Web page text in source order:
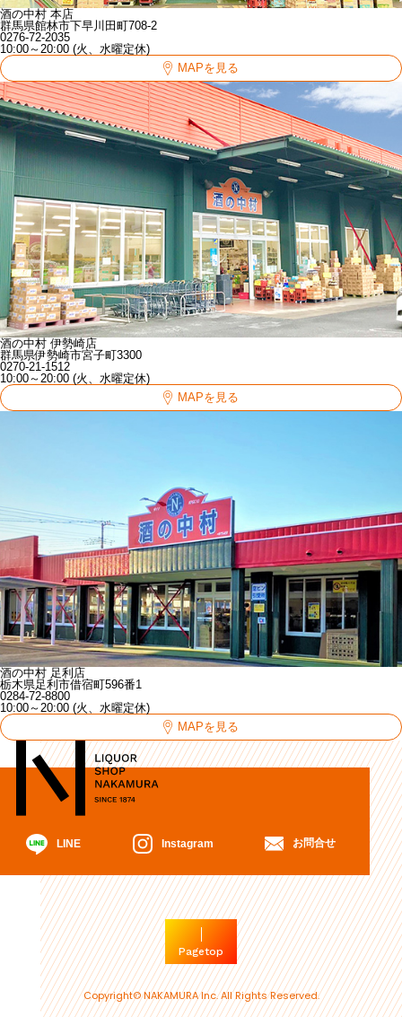
酒の中村 本店
群馬県館林市下早川田町708-2
0276-72-2035
10:00～20:00 (火、水曜定休)
MAPを見る
酒の中村 伊勢崎店
群馬県伊勢崎市宮子町3300
0270-21-1512
10:00～20:00 (火、水曜定休)
MAPを見る
酒の中村 足利店
栃木県足利市借宿町596番1
0284-72-8800
10:00～20:00 (火、水曜定休)
MAPを見る
LINE Instagram お問合せ
Pagetop
Copyright© NAKAMURA Inc. All Rights Reserved.